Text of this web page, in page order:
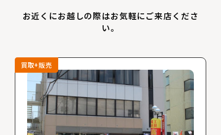
お近くにお越しの際はお気軽にご来店くださ
い。
買取+販売